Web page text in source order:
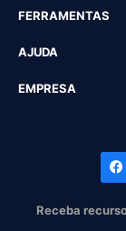
FERRAMENTAS
AJUDA
EMPRESA
Receba